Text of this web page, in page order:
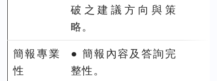
破之建議方向與策
略。
簡報專業
性
● 簡報內容及答詢完
整性。